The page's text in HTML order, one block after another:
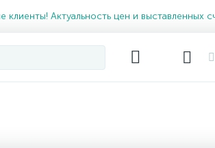
клиенты! Актуальность цен и выставленных